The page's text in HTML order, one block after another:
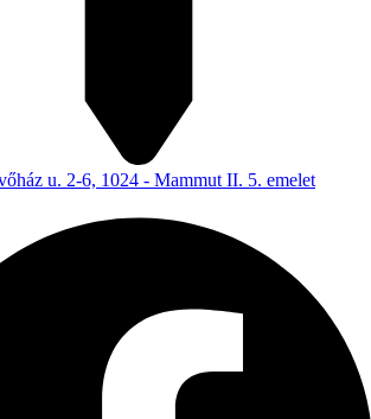
u. 2-6, 1024 - Mammut II. 5. emelet